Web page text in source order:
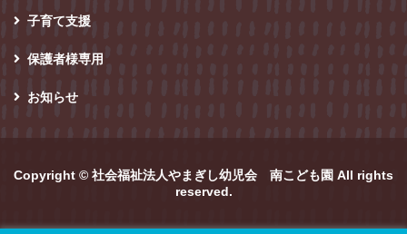
子育て支援
保護者様専用
お知らせ
Copyright © 社会福祉法人やまぎし幼児会 南こども園 All rights
reserved.